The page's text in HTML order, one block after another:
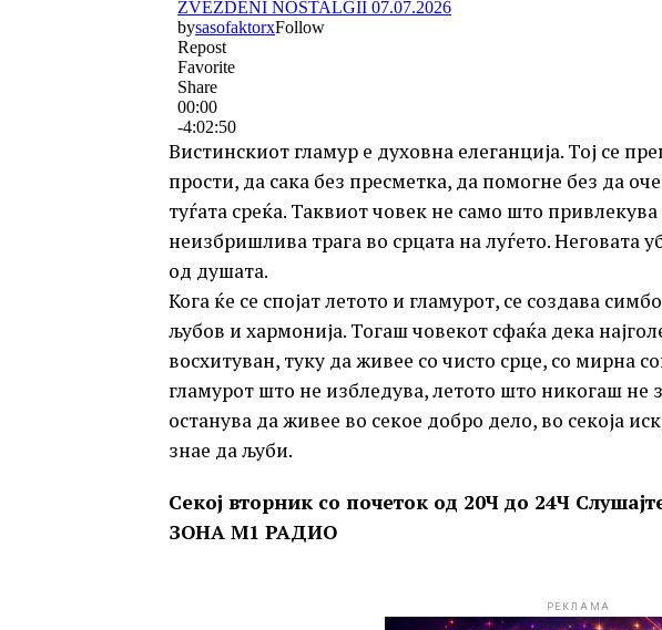
Вистинскиот гламур е духовна елеганција. Тој се
прости, да сака без пресметка, да помогне без да
туѓата среќа. Таквиот човек не само што
неизбришлива трага во срцата на луѓето. Неговата
од душата.
Кога ќе се спојат летото и гламурот, се создава
љубов и хармонија. Тогаш човекот сфаќа дека
восхитуван, туку да живее со чисто срце, со мирна
гламурот што не избледува, летото што никогаш не
останува да живее во секое добро дело, во секоја
знае да љуби.
Секој вторник со почеток од 20Ч до 24Ч
ЗОНА М1 РАДИО
РЕКЛАМА